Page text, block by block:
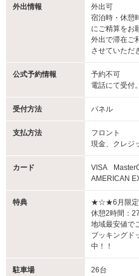
外出情報
外出可
宿泊時・休憩
にご精算をお
外出で滞在ご
させていただ
公式予約情報
予約不可
電話にて受付
受付方法 パネル
支払方法
フロント
現金、クレジ
カード VISA
AMERICAN
特典
★☆★6月限定
休憩2時間：
地域最安値で
ブッキングド
中！！
駐車場
26台